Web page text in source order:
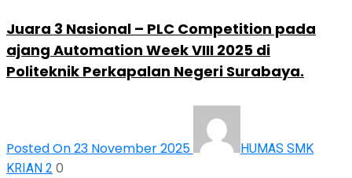
Juara 3 Nasional – PLC Competition pada
ajang Automation Week VIII 2025 di
Politeknik Perkapalan Negeri Surabaya.
Posted On 23 November 2025
HUMAS SMK
KRIAN 2 0